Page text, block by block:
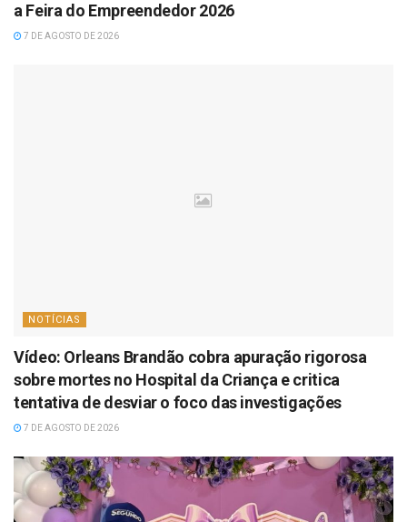
a Feira do Empreendedor 2026
7 DE AGOSTO DE 2026
NOTÍCIAS
Vídeo: Orleans Brandão cobra apuração rigorosa
sobre mortes no Hospital da Criança e critica
tentativa de desviar o foco das investigações
7 DE AGOSTO DE 2026